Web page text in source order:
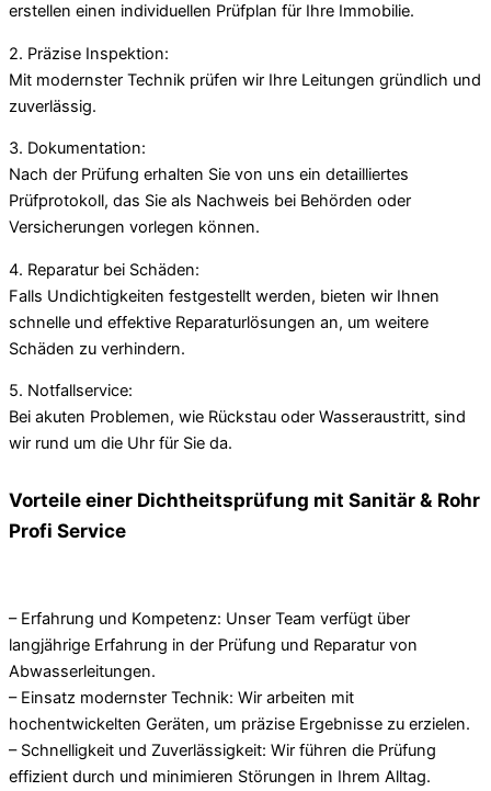
erstellen einen individuellen Prüfplan für Ihre Immobilie.
2. Präzise Inspektion:
Mit modernster Technik prüfen wir Ihre Leitungen gründlich und
zuverlässig.
3. Dokumentation:
Nach der Prüfung erhalten Sie von uns ein detailliertes
Prüfprotokoll, das Sie als Nachweis bei Behörden oder
Versicherungen vorlegen können.
4. Reparatur bei Schäden:
Falls Undichtigkeiten festgestellt werden, bieten wir Ihnen
schnelle und effektive Reparaturlösungen an, um weitere
Schäden zu verhindern.
5. Notfallservice:
Bei akuten Problemen, wie Rückstau oder Wasseraustritt, sind
wir rund um die Uhr für Sie da.
Vorteile einer Dichtheitsprüfung mit Sanitär & Rohr
Profi Service
– Erfahrung und Kompetenz: Unser Team verfügt über
langjährige Erfahrung in der Prüfung und Reparatur von
Abwasserleitungen.
– Einsatz modernster Technik: Wir arbeiten mit
hochentwickelten Geräten, um präzise Ergebnisse zu erzielen.
– Schnelligkeit und Zuverlässigkeit: Wir führen die Prüfung
effizient durch und minimieren Störungen in Ihrem Alltag.